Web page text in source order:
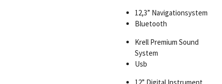
12,3” Navigationsystem
Bluetooth
Krell Premium Sound
System
Usb
12” Digital Instrument